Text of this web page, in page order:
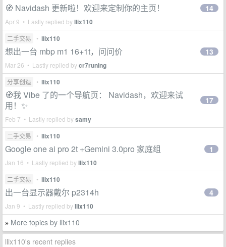
🧭 Navidash 更新啦！欢迎来定制你的主页！
Apr 9 • Lastly replied byllix110
14
二手交易 • llix110
想出一台 mbp m1 16+1t，问问价
Mar 26 • Lastly replied bycr7runing
13
分享创造 • llix110
🧭我 Vibe 了的一个导航页： Navidash，欢迎来试
用！✨
Feb 7 • Lastly replied bysamy
17
二手交易 • llix110
Google one ai pro 2t +Gemini 3.0pro 家庭组
Jan 16 • Lastly replied byllix110
1
二手交易 • llix110
出一台显示器戴尔 p2314h
Jan 9 • Lastly replied byllix110
4
» More topics by llix110
llix110's recent replies